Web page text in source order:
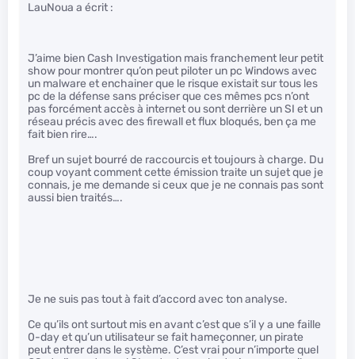
LauNoua a écrit :
J’aime bien Cash Investigation mais franchement leur petit
show pour montrer qu’on peut piloter un pc Windows avec
un malware et enchainer que le risque existait sur tous les
pc de la défense sans préciser que ces mêmes pcs n’ont
pas forcément accès à internet ou sont derrière un SI et un
réseau précis avec des firewall et flux bloqués, ben ça me
fait bien rire….
Bref un sujet bourré de raccourcis et toujours à charge. Du
coup voyant comment cette émission traite un sujet que je
connais, je me demande si ceux que je ne connais pas sont
aussi bien traités….
Je ne suis pas tout à fait d’accord avec ton analyse.
Ce qu’ils ont surtout mis en avant c’est que s’il y a une faille
0-day et qu’un utilisateur se fait hameçonner, un pirate
peut entrer dans le système. C’est vrai pour n’importe quel